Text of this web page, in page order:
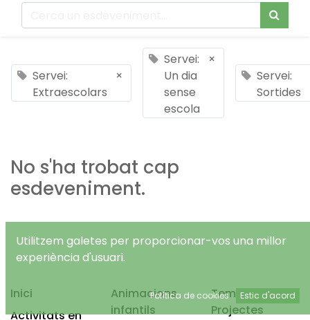
Servei:
Extraescolars
×
Servei:
Un dia
sense
escola
×
Servei:
Sortides
No s'ha trobat cap
esdeveniment.
Inici
Activitats en
Animacions
infantils
Temps Lliure
Projectes
Utilitzem galetes per proporcionar-vos una millor
experiència d'usuari.
Política de cookies Estic d'acord